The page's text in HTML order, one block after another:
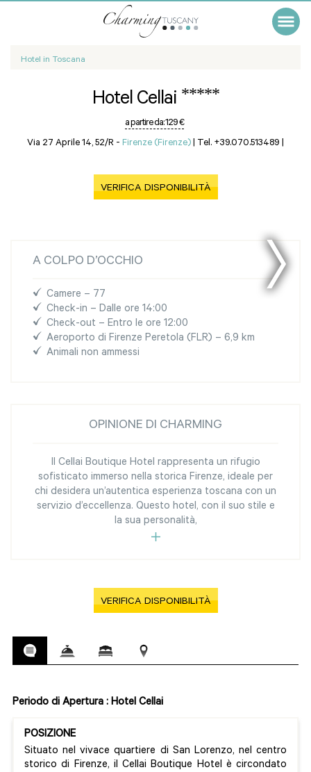
Hotel in Toscana
Hotel Cellai *****
a partire da:129 €
Via 27 Aprile 14, 52/R - Firenze (Firenze) | Tel. +39.070.513489 |
VERIFICA DISPONIBILITÀ
A COLPO D’OCCHIO
Camere – 77
Check-in – Dalle ore 14:00
Check-out – Entro le ore 12:00
Aeroporto di Firenze Peretola (FLR) – 6,9 km
Animali non ammessi
OPINIONE DI CHARMING
Il Cellai Boutique Hotel rappresenta un rifugio
sofisticato immerso nella storica Firenze, ideale per
chi desidera un’autentica esperienza toscana con un
servizio d’eccellenza. Questo hotel, con il suo stile e
la sua personalità,
VERIFICA DISPONIBILITÀ
Periodo di Apertura : Hotel Cellai
POSIZIONE
Situato nel vivace quartiere di San Lorenzo, nel centro
storico di Firenze, il Cellai Boutique Hotel è circondato